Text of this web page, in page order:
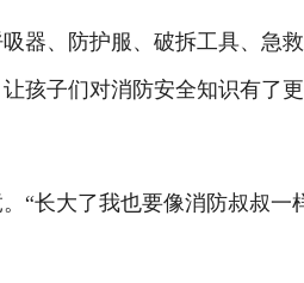
器、防护服、破拆工具、急
孩子们对消防安全知识有了
“长大了我也要像消防叔叔一